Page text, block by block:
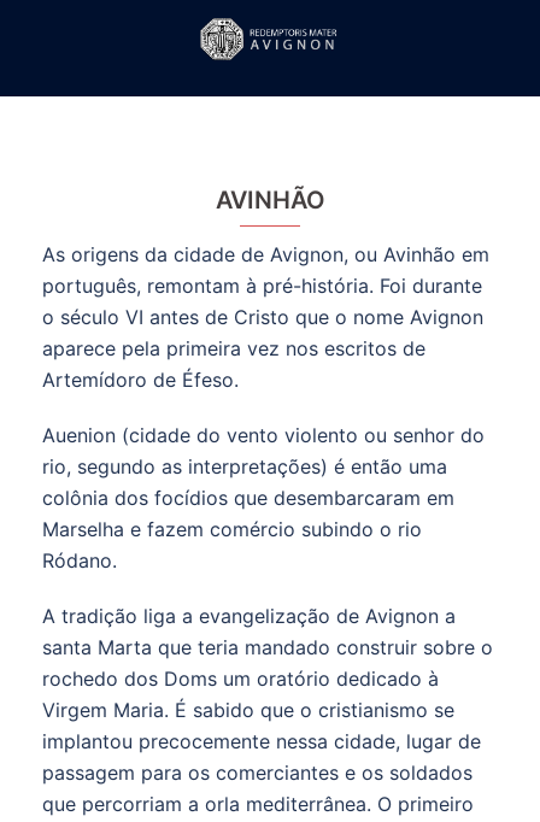
AVINHÃO
As origens da cidade de Avignon, ou Avinhão em
português, remontam à pré-história. Foi durante
o século VI antes de Cristo que o nome Avignon
aparece pela primeira vez nos escritos de
Artemídoro de Éfeso.
Auenion (cidade do vento violento ou senhor do
rio, segundo as interpretações) é então uma
colônia dos focídios que desembarcaram em
Marselha e fazem comércio subindo o rio
Ródano.
A tradição liga a evangelização de Avignon a
santa Marta que teria mandado construir sobre o
rochedo dos Doms um oratório dedicado à
Virgem Maria. É sabido que o cristianismo se
implantou precocemente nessa cidade, lugar de
passagem para os comerciantes e os soldados
que percorriam a orla mediterrânea. O primeiro